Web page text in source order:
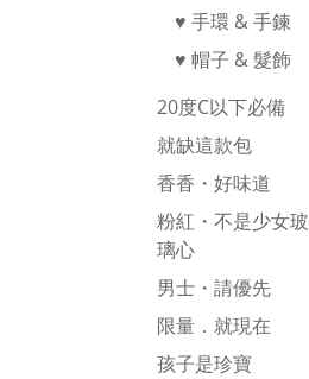
♥ 手環 & 手鍊
♥ 帽子 & 髮飾
20度c以下必備
就缺這款包
香香・好味道
粉紅・不是少女玻
璃心
男士・請優先
限量．就現在
孩子是珍寶